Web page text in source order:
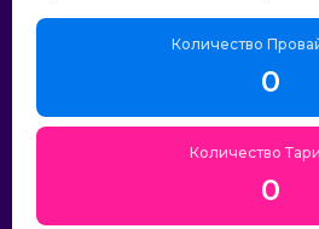
Количество
0
Количество
0